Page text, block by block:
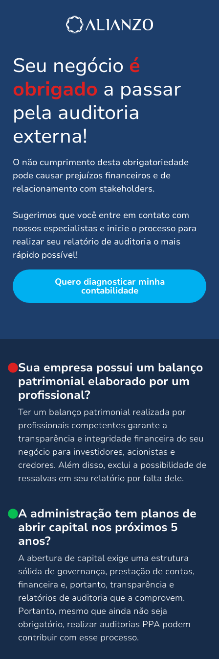
Seu negócio é
obrigado a passar
pela auditoria
externa!
O não cumprimento desta obrigatoriedade
pode causar prejuízos financeiros e de
relacionamento com stakeholders.
Sugerimos que você entre em contato com
nossos especialistas e inicie o processo para
realizar seu relatório de auditoria o mais
rápido possível!
Quero diagnosticar minha
contabilidade
Sua empresa possui um balanço
patrimonial elaborado por um
profissional?
Ter um balanço patrimonial realizada por
profissionais competentes garante a
transparência e integridade financeira do seu
negócio para investidores, acionistas e
credores. Além disso, exclui a possibilidade de
ressalvas em seu relatório por falta dele.
A administração tem planos de
abrir capital nos próximos 5
anos?
A abertura de capital exige uma estrutura
sólida de governança, prestação de contas,
financeira e, portanto, transparência e
relatórios de auditoria que a comprovem.
Portanto, mesmo que ainda não seja
obrigatório, realizar auditorias PPA podem
contribuir com esse processo.